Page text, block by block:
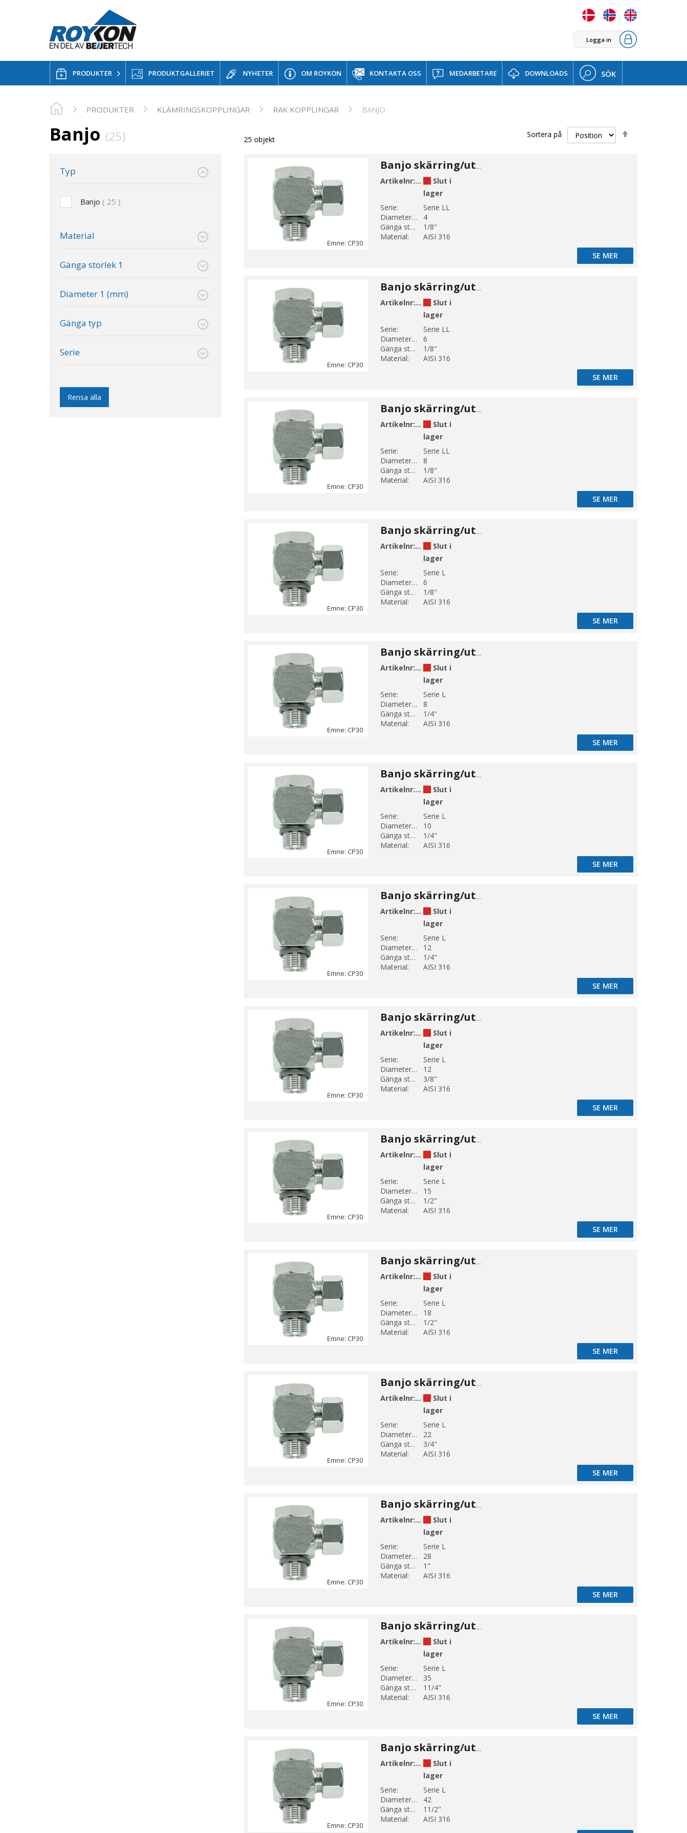
Logga in
PRODUKTER PRODUKTGALLERIET NYHETER OM ROYKON KONTAKTA OSS MEDARBETARE DOWNLOADS SÖK
PRODUKTER KLÄMRINGSKOPPLINGAR RAK KOPPLINGAR BANJO
Banjo (25)
Typ
Banjo 25
Material
Gänga storlek 1
Diameter 1 (mm)
Gänga typ
Serie
Rensa alla
25 objekt
Sortera på
Emne: CP30
Banjo skärring/utv 04×1/8"
Artikelnr:CP30-1Slut i
lager
Serie:
Serie LL
Diameter 1 (mm):
4
Gänga storlek 1:
1/8"
Material:
AISI 316
SE MER
Emne: CP30
Banjo skärring/utv 06×1/8"
Artikelnr:CP30-2Slut i
lager
Serie:
Serie LL
Diameter 1 (mm):
6
Gänga storlek 1:
1/8"
Material:
AISI 316
SE MER
Emne: CP30
Banjo skärring/utv 08×1/8"
Artikelnr:CP30-3Slut i
lager
Serie:
Serie LL
Diameter 1 (mm):
8
Gänga storlek 1:
1/8"
Material:
AISI 316
SE MER
Emne: CP30
Banjo skärring/utv 06×1/8"
Artikelnr:CP30-4Slut i
lager
Serie:
Serie L
Diameter 1 (mm):
6
Gänga storlek 1:
1/8"
Material:
AISI 316
SE MER
Emne: CP30
Banjo skärring/utv 08×1/4"
Artikelnr:CP30-5Slut i
lager
Serie:
Serie L
Diameter 1 (mm):
8
Gänga storlek 1:
1/4"
Material:
AISI 316
SE MER
Emne: CP30
Banjo skärring/utv 10×1/4"
Artikelnr:CP30-6Slut i
lager
Serie:
Serie L
Diameter 1 (mm):
10
Gänga storlek 1:
1/4"
Material:
AISI 316
SE MER
Emne: CP30
Banjo skärring/utv 12×1/4"
Artikelnr:CP30-7Slut i
lager
Serie:
Serie L
Diameter 1 (mm):
12
Gänga storlek 1:
1/4"
Material:
AISI 316
SE MER
Emne: CP30
Banjo skärring/utv 12×3/8"
Artikelnr:CP30-8Slut i
lager
Serie:
Serie L
Diameter 1 (mm):
12
Gänga storlek 1:
3/8"
Material:
AISI 316
SE MER
Emne: CP30
Banjo skärring/utv 15×1/2"
Artikelnr:CP30-9Slut i
lager
Serie:
Serie L
Diameter 1 (mm):
15
Gänga storlek 1:
1/2"
Material:
AISI 316
SE MER
Emne: CP30
Banjo skärring/utv 18×1/2"
Artikelnr:CP30-10
Slut i
lager
Serie:
Serie L
Diameter 1 (mm):
18
Gänga storlek 1:
1/2"
Material:
AISI 316
SE MER
Emne: CP30
Banjo skärring/utv 22×3/4"
Artikelnr:CP30-11
Slut i
lager
Serie:
Serie L
Diameter 1 (mm):
22
Gänga storlek 1:
3/4"
Material:
AISI 316
SE MER
Emne: CP30
Banjo skärring/utv 28×1"
Artikelnr:CP30-12
Slut i
lager
Serie:
Serie L
Diameter 1 (mm):
28
Gänga storlek 1:
1"
Material:
AISI 316
SE MER
Emne: CP30
Banjo skärring/utv 35×1 1/4"
Artikelnr:CP30-13
Slut i
lager
Serie:
Serie L
Diameter 1 (mm):
35
Gänga storlek 1:
11/4"
Material:
AISI 316
SE MER
Emne: CP30
Banjo skärring/utv 42×1 1/2"
Artikelnr:CP30-14
Slut i
lager
Serie:
Serie L
Diameter 1 (mm):
42
Gänga storlek 1:
11/2"
Material:
AISI 316